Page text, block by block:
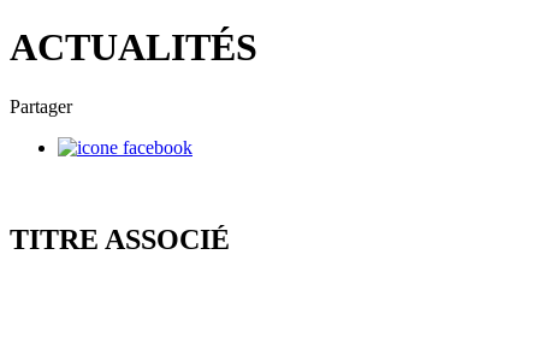
ACTUALITÉS
Partager
TITRE ASSOCIÉ